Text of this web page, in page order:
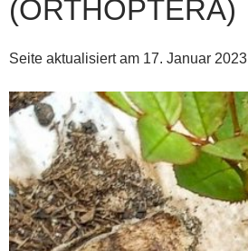
(ORTHOPTERA)
Seite aktualisiert am 17. Januar 2023